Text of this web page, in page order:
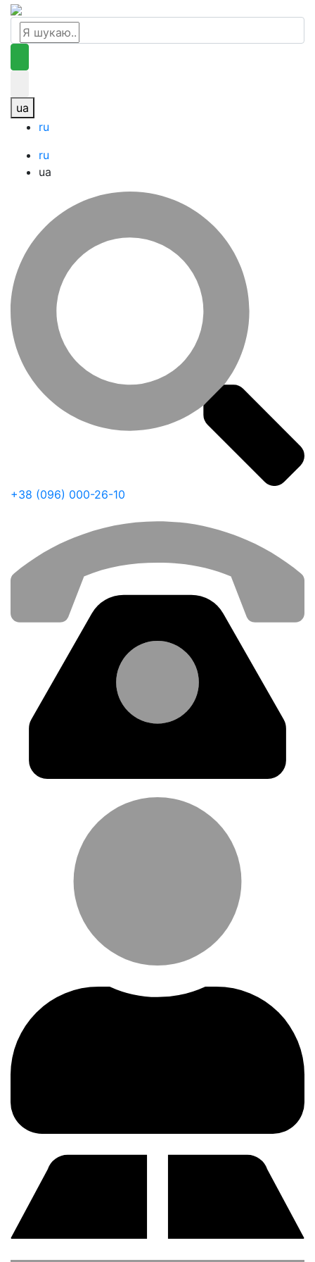
ua
ru
ru
ua
+38 (096) 000-26-10